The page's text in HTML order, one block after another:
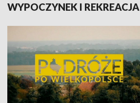
WYPOCZYNEK I REKREACJA